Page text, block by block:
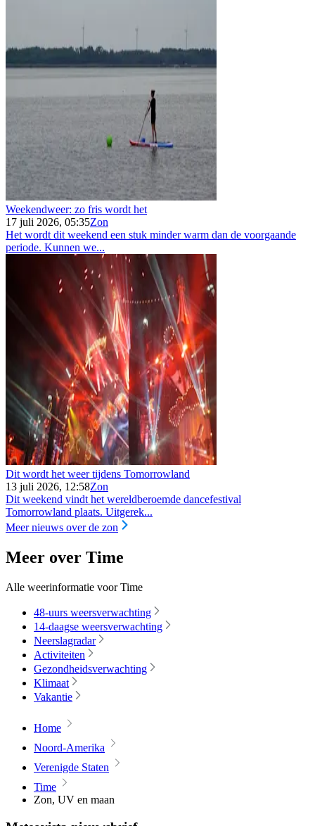
Weekendweer: zo fris wordt het
17 juli 2026, 05:35Zon
Het wordt dit weekend een stuk minder warm dan de voorgaande
periode. Kunnen we...
Dit wordt het weer tijdens Tomorrowland
13 juli 2026, 12:58Zon
Dit weekend vindt het wereldberoemde dancefestival
Tomorrowland plaats. Uitgerek...
Meer nieuws over de zon
Meer over Time
Alle weerinformatie voor Time
48-uurs weersverwachting
14-daagse weersverwachting
Neerslagradar
Activiteiten
Gezondheidsverwachting
Klimaat
Vakantie
Home
Noord-Amerika
Verenigde Staten
Time
Zon, UV en maan